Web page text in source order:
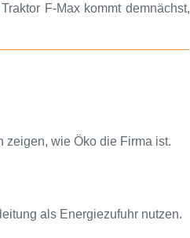
F-Max kommt demnächst,
zeigen, wie Öko die Firma ist.
als Energiezufuhr nutzen.